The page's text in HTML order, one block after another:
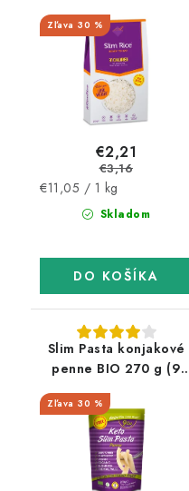
(31 kcal, 7 g
sacharidov)
30 %
Skladom
€2,21
€3,16
Jednotková
€11,05 / 1 kg
DO KOŠÍKA
Slim Pasta konjakové
penne BIO 270 g (9
kcal, 0 g sacharidov)
30 %